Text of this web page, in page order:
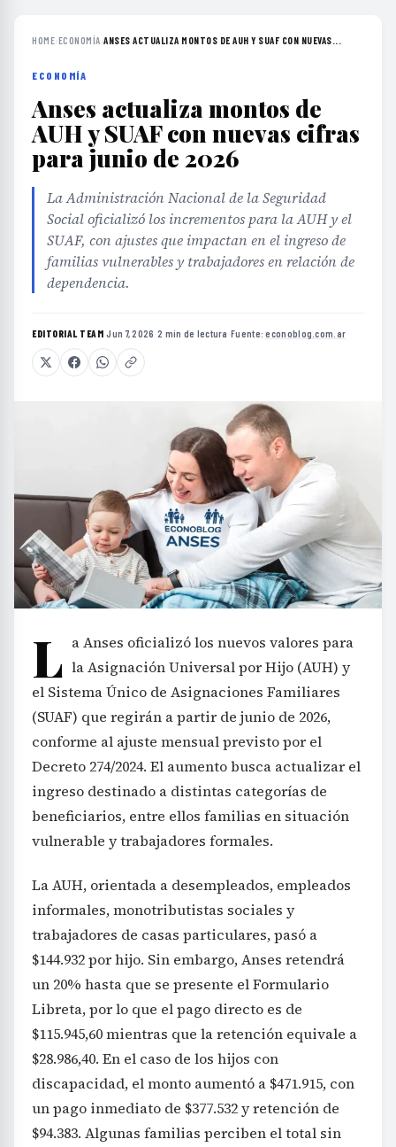
HOME›ECONOMÍA›ANSES ACTUALIZA MONTOS DE AUH Y SUAF CON NUEVAS...
ECONOMÍA
Anses actualiza montos de
AUH y SUAF con nuevas cifras
para junio de 2026
La Administración Nacional de la Seguridad
Social oficializó los incrementos para la AUH y el
SUAF, con ajustes que impactan en el ingreso de
familias vulnerables y trabajadores en relación de
dependencia.
EDITORIAL TEAM·Jun 7, 2026 ·2 min de lectura ·Fuente:econoblog.com.ar
L a Anses oficializó los nuevos valores para
la Asignación Universal por Hijo (AUH) y
el Sistema Único de Asignaciones Familiares
(SUAF) que regirán a partir de junio de 2026,
conforme al ajuste mensual previsto por el
Decreto 274/2024. El aumento busca actualizar el
ingreso destinado a distintas categorías de
beneficiarios, entre ellos familias en situación
vulnerable y trabajadores formales.
La AUH, orientada a desempleados, empleados
informales, monotributistas sociales y
trabajadores de casas particulares, pasó a
$144.932 por hijo. Sin embargo, Anses retendrá
un 20% hasta que se presente el Formulario
Libreta, por lo que el pago directo es de
$115.945,60 mientras que la retención equivale a
$28.986,40. En el caso de los hijos con
discapacidad, el monto aumentó a $471.915, con
un pago inmediato de $377.532 y retención de
$94.383. Algunas familias perciben el total sin